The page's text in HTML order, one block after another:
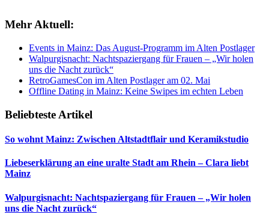
Mehr Aktuell:
Events in Mainz: Das August-Programm im Alten Postlager
Walpurgisnacht: Nachtspaziergang für Frauen – „Wir holen
uns die Nacht zurück“
RetroGamesCon im Alten Postlager am 02. Mai
Offline Dating in Mainz: Keine Swipes im echten Leben
Beliebteste Artikel
So wohnt Mainz: Zwischen Altstadtflair und Keramikstudio
Liebeserklärung an eine uralte Stadt am Rhein – Clara liebt
Mainz
Walpurgisnacht: Nachtspaziergang für Frauen – „Wir holen
uns die Nacht zurück“